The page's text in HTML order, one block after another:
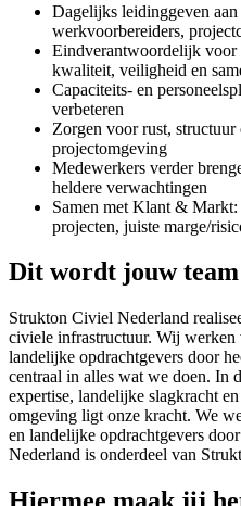
Dagelijks leidinggeven
werkvoorbereiders,
Eindverantwoordelijk voor
kwaliteit, veiligheid en
Capaciteits- en
verbeteren
Zorgen voor rust,
projectomgeving
Medewerkers verder
heldere verwachtingen
Samen met Klant &
projecten, juiste marge/
Dit wordt jouw team
Strukton Civiel Nederland
civiele infrastructuur. Wij werken
landelijke opdrachtgevers door
centraal in alles wat we doen. In
expertise, landelijke slagkracht
omgeving ligt onze kracht. We
en landelijke opdrachtgevers
Nederland is onderdeel van